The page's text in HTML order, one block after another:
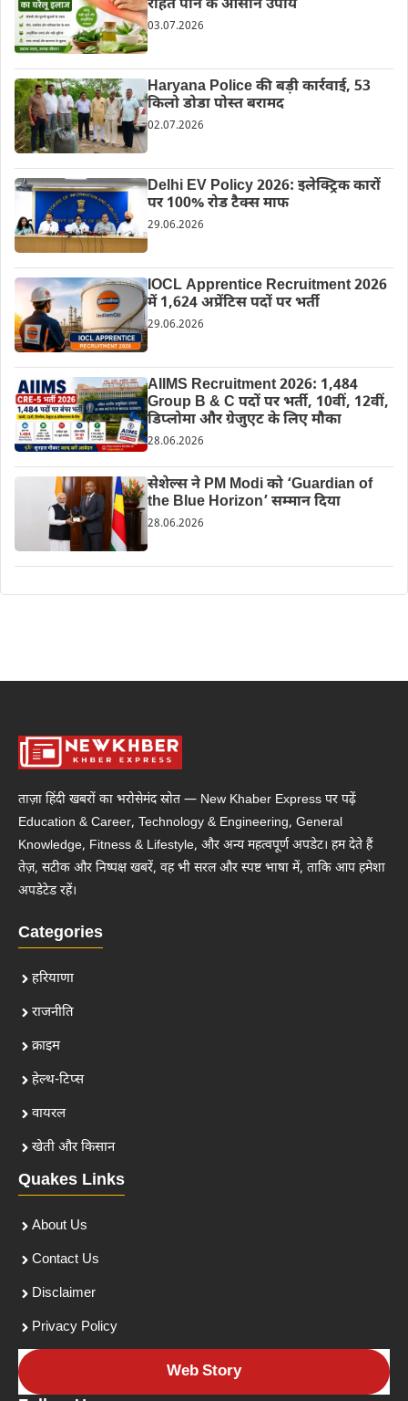
राहत पाने के आसान उपाय
03.07.2026
Haryana Police की बड़ी कार्रवाई, 53
किलो डोडा पोस्त बरामद
02.07.2026
Delhi EV Policy 2026: इलेक्ट्रिक कारों
पर 100% रोड टैक्स माफ
29.06.2026
IOCL Apprentice Recruitment 2026
में 1,624 अप्रेंटिस पदों पर भर्ती
29.06.2026
AIIMS Recruitment 2026: 1,484
Group B & C पदों पर भर्ती, 10वीं, 12वीं,
डिप्लोमा और ग्रेजुएट के लिए मौका
28.06.2026
सेशेल्स ने PM Modi को ‘Guardian of
the Blue Horizon’ सम्मान दिया
28.06.2026
ताज़ा हिंदी खबरों का भरोसेमंद स्रोत — New Khaber Express पर पढ़ें
Education & Career, Technology & Engineering, General
Knowledge, Fitness & Lifestyle, और अन्य महत्वपूर्ण अपडेट। हम देते हैं
तेज़, सटीक और निष्पक्ष खबरें, वह भी सरल और स्पष्ट भाषा में, ताकि आप हमेशा
अपडेटेड रहें।
Categories
हरियाणा
राजनीति
क्राइम
हेल्थ-टिप्स
वायरल
खेती और किसान
Quakes Links
About Us
Contact Us
Disclaimer
Privacy Policy
Web Story